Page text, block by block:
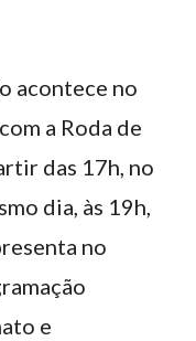
acontece no
a Roda de
das 17h, no
dia, às 19h,
no
e